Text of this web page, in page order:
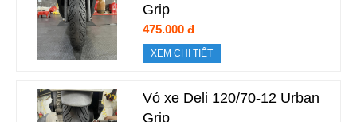
Grip
475.000 đ
XEM CHI TIẾT
Vỏ xe Deli 120/70-12 Urban
Grip